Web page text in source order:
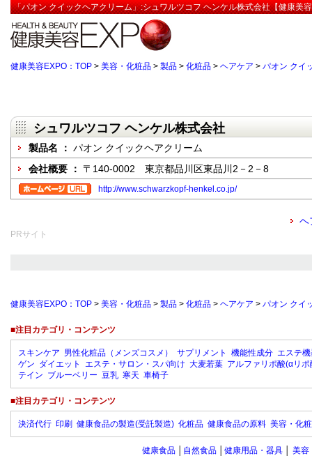
「パオン クイックヘアクリーム」:シュワルツコフ ヘンケル株式会社【健康美
健康美容EXPO：TOP > 美容・化粧品 > 製品 > 化粧品 > ヘアケア > パオン クイ
シュワルツコフ ヘンケル株式会社
製品名 ： パオン クイックヘアクリーム
会社概要 ： 〒140-0002 東京都品川区東品川2－2－8
http://www.schwarzkopf-henkel.co.jp/
ヘ
PRサイト
健康美容EXPO：TOP > 美容・化粧品 > 製品 > 化粧品 > ヘアケア > パオン クイ
■注目カテゴリ・コンテンツ
スキンケア 男性化粧品（メンズコスメ） サプリメント 機能性成分 エステ
ゲン ダイエット エステ・サロン・スパ向け 大麦若葉 アルファリポ酸(αリポ
テイン ブルーベリー 豆乳 寒天 車椅子
■注目カテゴリ・コンテンツ
決済代行 印刷 健康食品の製造(受託製造) 化粧品 健康食品の原料 美容・化
健康食品 自然食品 健康用品・器具 美容